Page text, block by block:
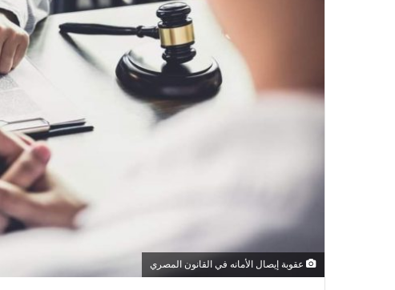
عقوبة إيصال الأمانه في القانون المصري